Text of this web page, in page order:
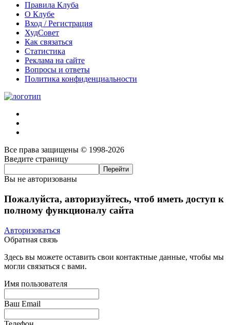
Правила Клуба
О Клубе
Вход / Регистрация
ХудСовет
Как связаться
Статистика
Реклама на сайте
Вопросы и ответы
Политика конфиденциальности
Все права защищены © 1998-2026
Введите страницу
Вы не авторизованы
Пожалуйста, авторизуйтесь, чтоб иметь доступ к
полному функционалу сайта
Авторизоваться
Обратная связь
Здесь вы можете оставить свои контактные данные, чтобы мы
могли связаться с вами.
Имя пользователя
Ваш Email